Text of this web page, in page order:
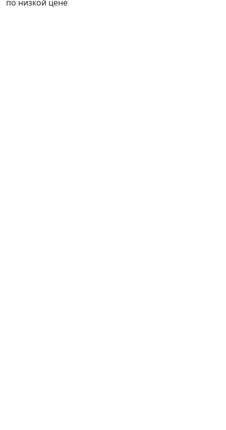
по низкой цене